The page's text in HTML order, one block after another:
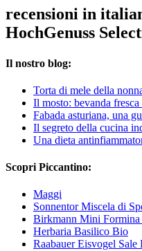
recensioni in
HochGenuss
Il nostro blog:
Torta di mele della
Il mosto: bevanda fresca
Fabada asturiana, una
Il segreto della cucina
Una dieta
Scopri Piccantino:
Maggi
Sonnentor Miscela di
Birkmann Mini Formina
Herbaria Basilico Bio
Raabauer Eisvogel